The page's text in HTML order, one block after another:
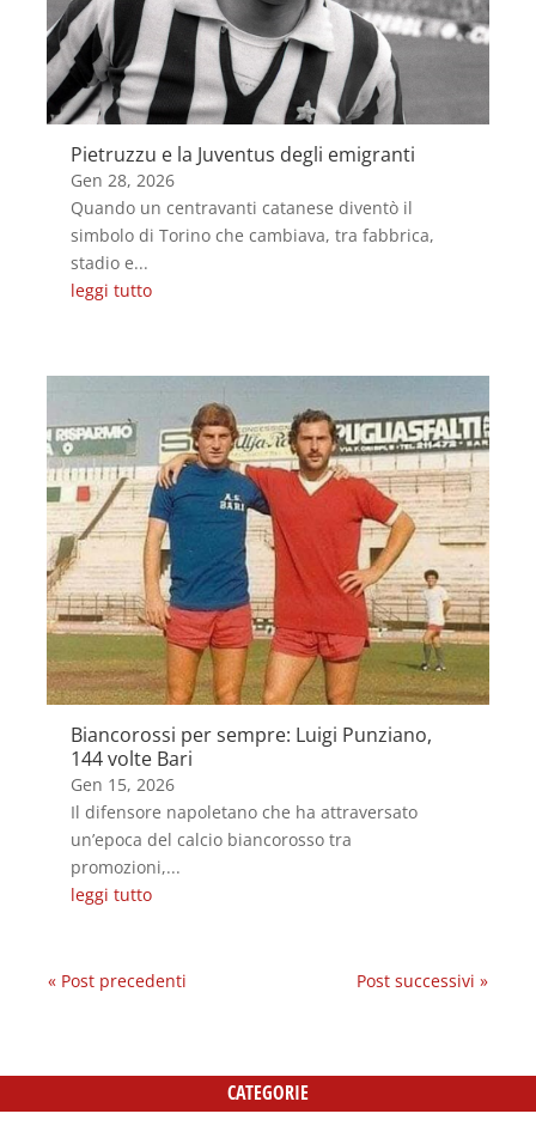
Pietruzzu e la Juventus degli emigranti
Gen 28, 2026
Quando un centravanti catanese diventò il
simbolo di Torino che cambiava, tra fabbrica,
stadio e...
leggi tutto
Biancorossi per sempre: Luigi Punziano,
144 volte Bari
Gen 15, 2026
Il difensore napoletano che ha attraversato
un’epoca del calcio biancorosso tra
promozioni,...
leggi tutto
« Post precedenti Post successivi »
CATEGORIE